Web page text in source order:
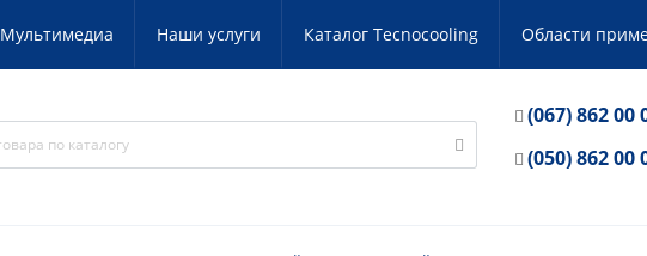
Мультимедиа Наши услуги Каталог Tecnocooling Области
(067) 862 00
(050) 862 00